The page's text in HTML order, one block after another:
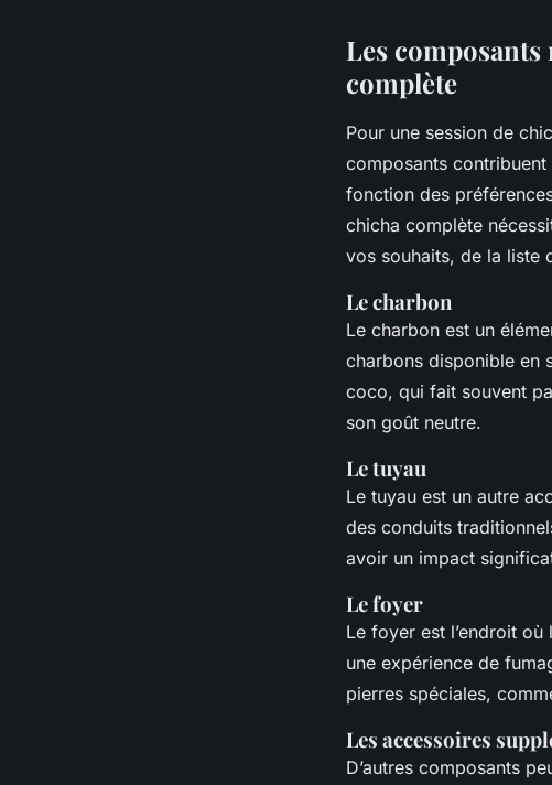
Les
complète
Pour une session de
composants
fonction des
chicha complète
vos souhaits, de la liste
Le charbon
Le charbon est un
charbons disponible en
coco, qui fait souvent
son goût neutre.
Le tuyau
Le tuyau est un autre
des conduits
avoir un impact
Le foyer
Le foyer est l’endroit
une expérience de
pierres spéciales,
Les accessoires
D’autres composants